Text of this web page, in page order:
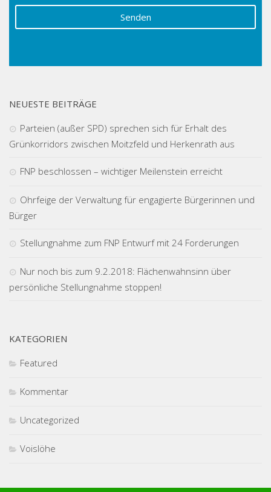
NEUESTE BEITRÄGE
Parteien (außer SPD) sprechen sich für Erhalt des
Grünkorridors zwischen Moitzfeld und Herkenrath aus
FNP beschlossen – wichtiger Meilenstein erreicht
Ohrfeige der Verwaltung für engagierte Bürgerinnen und
Bürger
Stellungnahme zum FNP Entwurf mit 24 Forderungen
Nur noch bis zum 9.2.2018: Flächenwahnsinn über
persönliche Stellungnahme stoppen!
KATEGORIEN
Featured
Kommentar
Uncategorized
Voislöhe